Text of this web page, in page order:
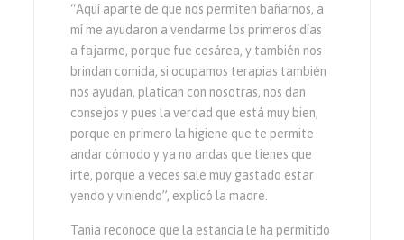
“Aquí aparte de que nos permiten bañarnos, a
mí me ayudaron a vendarme los primeros días
a fajarme, porque fue cesárea, y también nos
brindan comida, si ocupamos terapias también
nos ayudan, platican con nosotras, nos dan
consejos y pues la verdad que está muy bien,
porque en primero la higiene que te permite
andar cómodo y ya no andas que tienes que
irte, porque a veces sale muy gastado estar
yendo y viniendo”, explicó la madre.
Tania reconoce que la estancia le ha permitido